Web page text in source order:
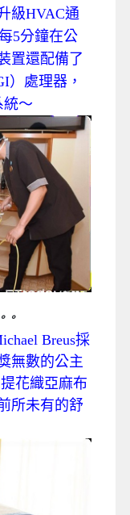
級HVAC通
5分鐘在公
置還配備了
）處理器，
統～
。
Breus採
無數的公主
花織亞麻布
所未有的舒